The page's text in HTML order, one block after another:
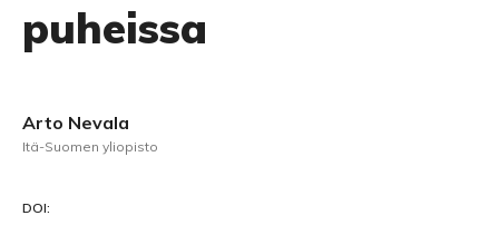
puheissa
Arto Nevala
Itä-Suomen yliopisto
DOI: